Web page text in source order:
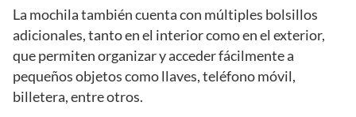
La mochila también cuenta con múltiples bolsillos
adicionales, tanto en el interior como en el exterior,
que permiten organizar y acceder fácilmente a
pequeños objetos como llaves, teléfono móvil,
billetera, entre otros.